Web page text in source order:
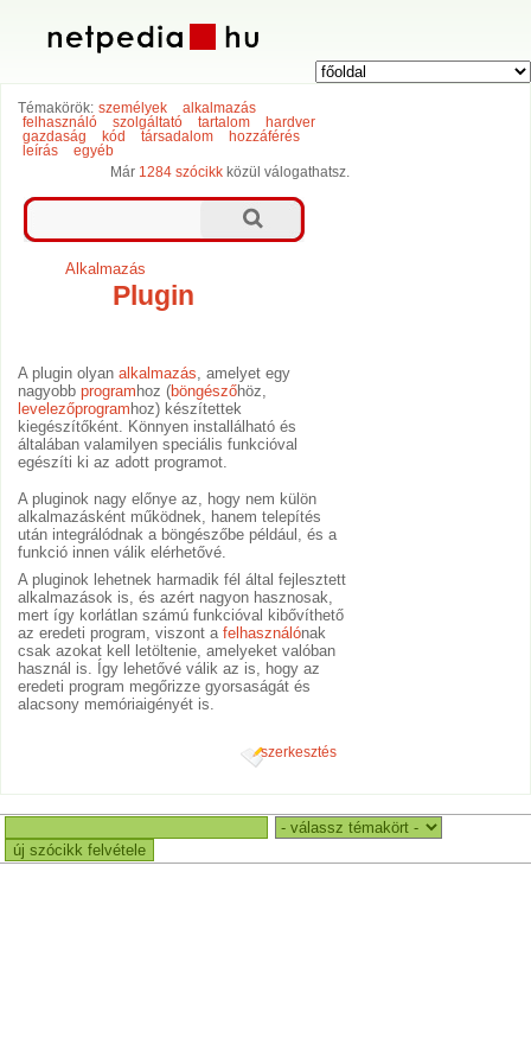
Témakörök: személyek
alkalmazás
felhasználó
szolgáltató tartalom
hardver
gazdaság
kód társadalom
hozzáférés
leírás
egyéb
Már 1284 szócikk közül válogathatsz.
Alkalmazás
Plugin
A plugin olyanalkalmazás, amelyet egy
nagyobbprogram hoz (böngészőhöz,
levelezőprogram hoz) készítettek
kiegészítőként. Könnyen installálható és
általában valamilyen speciális funkcióval
egészíti ki az adott programot.
A pluginok nagy előnye az, hogy nem külön
alkalmazásként működnek, hanem telepítés
után integrálódnak a böngészőbe például, és a
funkció innen válik elérhetővé.
A pluginok lehetnek harmadik fél által fejlesztett
alkalmazások is, és azért nagyon hasznosak,
mert így korlátlan számú funkcióval kibővíthető
az eredeti program, viszont afelhasználónak
csak azokat kell letöltenie, amelyeket valóban
használ is. Így lehetővé válik az is, hogy az
eredeti program megőrizze gyorsaságát és
alacsony memóriaigényét is.
szerkesztés